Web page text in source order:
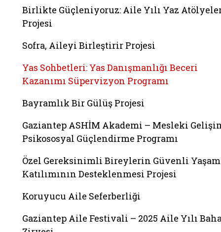
Birlikte Güçleniyoruz: Aile Yılı Yaz
Projesi
Sofra, Aileyi Birleştirir Projesi
Yas Sohbetleri: Yas Danışmanlığı Beceri
Kazanımı Süpervizyon Programı
Bayramlık Bir Gülüş Projesi
Gaziantep ASHİM Akademi – Mesleki
Psikososyal Güçlendirme Programı
Özel Gereksinimli Bireylerin Güvenli
Katılımının Desteklenmesi Projesi
Koruyucu Aile Seferberliği
Gaziantep Aile Festivali – 2025 Aile Yılı